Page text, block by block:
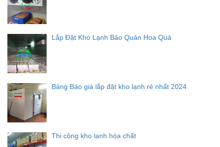
Lắp Đặt Kho Lạnh Bảo Quản Hoa Quả
Bảng Báo giá lắp đặt kho lạnh rẻ nhất 2024
Thi công kho lạnh hóa chất